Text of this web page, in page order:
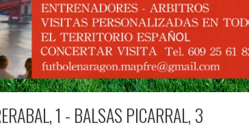
1 - BALSAS PICARRAL, 3